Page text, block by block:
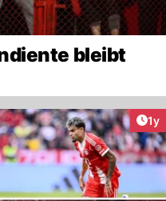
bleibt
1y